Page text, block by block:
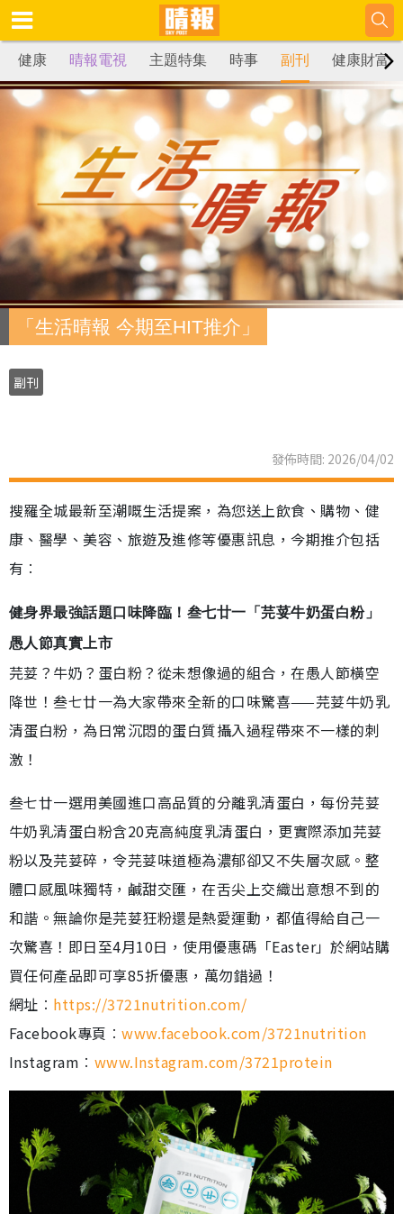
健康 晴報電視 主題特集 時事 副刊 健康財富
「生活晴報 今期至HIT推介」
副刊
發佈時間: 2026/04/02
搜羅全城最新至潮嘅生活提案，為您送上飲食、購物、健
康、醫學、美容、旅遊及進修等優惠訊息，今期推介包括
有︰
健身界最強話題口味降臨！叁七廿一「芫荽牛奶蛋白粉」
愚人節真實上市
芫荽？牛奶？蛋白粉？從未想像過的組合，在愚人節橫空
降世！叁七廿一為大家帶來全新的口味驚喜——芫荽牛奶乳
清蛋白粉，為日常沉悶的蛋白質攝入過程帶來不一樣的刺
激！
叁七廿一選用美國進口高品質的分離乳清蛋白，每份芫荽
牛奶乳清蛋白粉含20克高純度乳清蛋白，更實際添加芫荽
粉以及芫荽碎，令芫荽味道極為濃郁卻又不失層次感。整
體口感風味獨特，鹹甜交匯，在舌尖上交織出意想不到的
和諧。無論你是芫荽狂粉還是熱愛運動，都值得給自己一
次驚喜！即日至4月10日，使用優惠碼「Easter」於網站購
買任何產品即可享85折優惠，萬勿錯過！
網址︰ https://3721nutrition.com/
Facebook專頁︰www.facebook.com/3721nutrition
Instagram︰ www.Instagram.com/3721protein